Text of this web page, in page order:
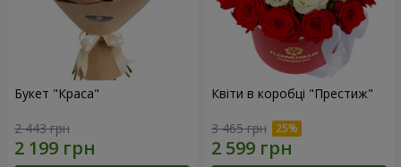
Букет "Краса"
2 443 грн
Квіти в коробці "Престиж"
3 465 грн